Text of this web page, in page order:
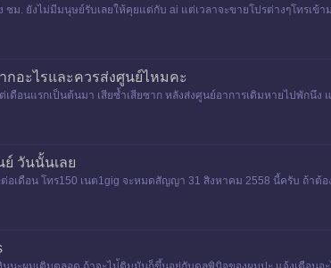
. ยังไม่มีมนุษย์รับเลยให้คุยแต่กับ ​ai แต่เวลาจะขายโปรต่างๆโทรเข้า
กอะไรและควรส่งศูนย์ไหมคะ
ดือนแรกเป็นต้นมา เสียซ้ำเสียซาก หลังส่งศูนย์อาการเดิมหายไปพักนึ
วันนั้นเลย
เดือน โทร150 เนต1gig จะหมดสัญญา 31 สิงหาคม 2558 นี้ครับ ถ้าต้